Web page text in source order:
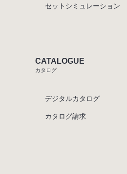
セットシミュレーション
CATALOGUE
カタログ
デジタルカタログ
カタログ請求